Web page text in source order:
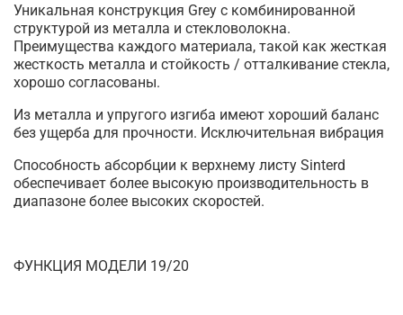
Уникальная конструкция Grey с комбинированной
структурой из металла и стекловолокна.
Преимущества каждого материала, такой как жесткая
жесткость металла и стойкость / отталкивание стекла,
хорошо согласованы.
Из металла и упругого изгиба имеют хороший баланс
без ущерба для прочности. Исключительная вибрация
Способность абсорбции к верхнему листу Sinterd
обеспечивает более высокую производительность в
диапазоне более высоких скоростей.
ФУНКЦИЯ МОДЕЛИ 19/20